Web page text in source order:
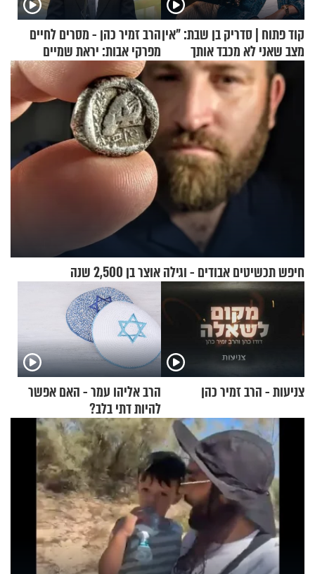
קוד פתוח | סדריק בן שבת: "אין
מצב שאני לא מכבד אותך
בבוקר בהנחת תפילין"
הרב זמיר כהן - מסרים לחיים
מפרקי אבות: יראת שמיים
חיפש תכשיטים אבודים - וגילה אוצר בן 2,500 שנה
צניעות - הרב זמיר כהן
הרב אליהו עמר - האם אפשר
להיות דתי בלב?